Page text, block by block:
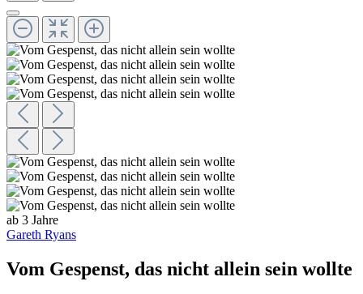
ab 3 Jahre
Gareth Ryans
Vom Gespenst, das nicht allein sein wollte